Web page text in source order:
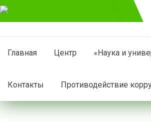
Главная Центр «Наука и
Контакты Противодействие